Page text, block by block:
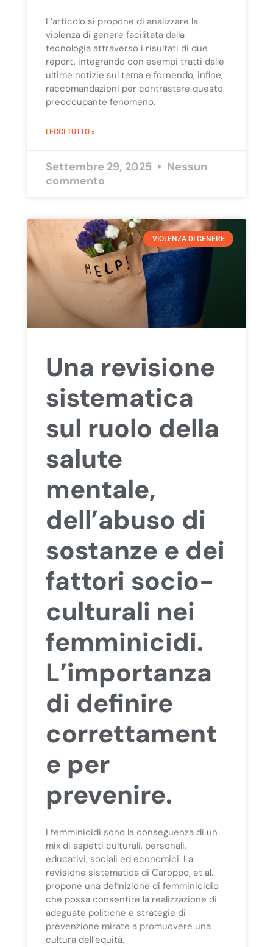
L’articolo si propone di analizzare la
violenza di genere facilitata dalla
tecnologia attraverso i risultati di due
report, integrando con esempi tratti dalle
ultime notizie sul tema e fornendo, infine,
raccomandazioni per contrastare questo
preoccupante fenomeno.
LEGGI TUTTO »
Settembre 29, 2025
Nessun
commento
VIOLENZA DI GENERE
Una revisione
sistematica
sul ruolo della
salute
mentale,
dell’abuso di
sostanze e dei
fattori socio-
culturali nei
femminicidi.
L’importanza
di definire
correttament
e per
prevenire.
I femminicidi sono la conseguenza di un
mix di aspetti culturali, personali,
educativi, sociali ed economici. La
revisione sistematica di Caroppo, et al.
propone una definizione di femminicidio
che possa consentire la realizzazione di
adeguate politiche e strategie di
prevenzione mirate a promuovere una
cultura dell’equità.